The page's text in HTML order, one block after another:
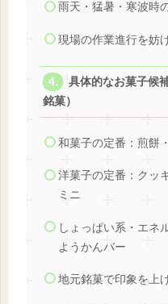
雨天・猛暑・寒波時
現場の作業進行を妨
具体的なお菓子候
銘菓）
和菓子の定番：煎餅
洋菓子の定番：クッ
ミニ
しょっぱい系・エネ
ようかんバー
地元銘菓で印象を上